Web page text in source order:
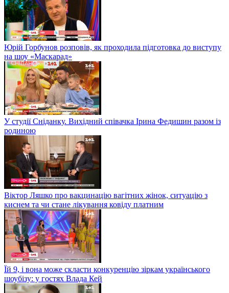
Юрій Горбунов розповів, як проходила підготовка до виступу
на шоу «Маскарад»
У студії Сніданку. Вихідний співачка Ірина Федишин разом із
родиною
Віктор Ляшко про вакцинацію вагітних жінок, ситуацію з
киснем та чи стане лікування ковіду платним
Їй 9, і вона може скласти конкуренцію зіркам українського
шоубізу: у гостях Влада Кей